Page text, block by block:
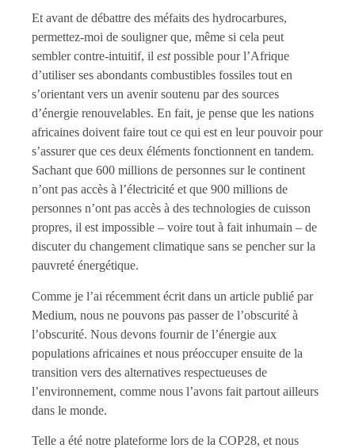
Et avant de débattre des méfaits des hydrocarbures,
permettez-moi de souligner que, même si cela peut
sembler contre-intuitif, il estpossible pour l’Afrique
d’utiliser ses abondants combustibles fossiles tout en
s’orientant vers un avenir soutenu par des sources
d’énergie renouvelables. En fait, je pense que les nations
africaines doivent faire tout ce qui est en leur pouvoir pour
s’assurer que ces deux éléments fonctionnent en tandem.
Sachant que 600 millions de personnes sur le continent
n’ont pas accès à l’électricité et que 900 millions de
personnes n’ont pas accès à des technologies de cuisson
propres, il est impossible – voire tout à fait inhumain – de
discuter du changement climatique sans se pencher sur la
pauvreté énergétique.
Comme je l’ai récemment écrit dans un article publié par
Medium, nous ne pouvons pas passer de l’obscurité à
l’obscurité. Nous devons fournir de l’énergie aux
populations africaines et nous préoccuper ensuite de la
transition vers des alternatives respectueuses de
l’environnement, comme nous l’avons fait partout ailleurs
dans le monde.
Telle a été notre plateforme lors de la COP28, et nous